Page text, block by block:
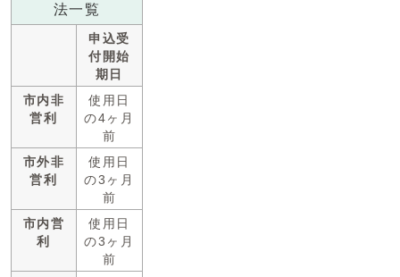
法一覧
申込受
付開始
期日
市内非
営利
使用日
の4ヶ月
前
市外非
営利
使用日
の3ヶ月
前
市内営
利
使用日
の3ヶ月
前